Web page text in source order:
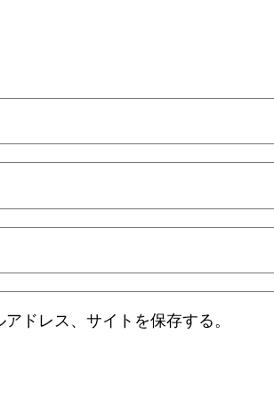
ドレス、サイトを保存する。